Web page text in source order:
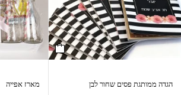
הגדה ממותגת פסים שחור לבן מארז אפייה